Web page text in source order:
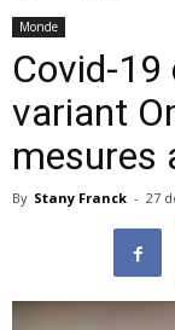
Monde
Covid-19
variant
mesures
By Stany Franck - 27